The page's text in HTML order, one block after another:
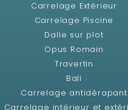
Carrelage Extérieur
Carrelage Piscine
Dalle sur plot
Opus Romain
Travertin
Bali
Carrelage antidérapant
Carrelage intérieur et